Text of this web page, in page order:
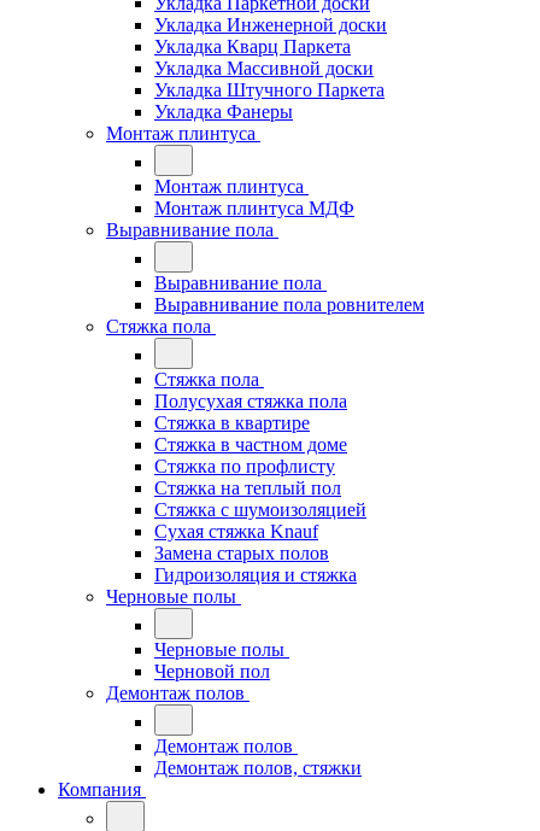
Укладка Инженерной доски
Укладка Кварц Паркета
Укладка Массивной доски
Укладка Штучного Паркета
Укладка Фанеры
Монтаж плинтуса
Монтаж плинтуса
Монтаж плинтуса МДФ
Выравнивание пола
Выравнивание пола
Выравнивание пола ровнителем
Стяжка пола
Стяжка пола
Полусухая стяжка пола
Стяжка в квартире
Стяжка в частном доме
Стяжка по профлисту
Стяжка на теплый пол
Стяжка с шумоизоляцией
Сухая стяжка Knauf
Замена старых полов
Гидроизоляция и стяжка
Черновые полы
Черновые полы
Черновой пол
Демонтаж полов
Демонтаж полов
Демонтаж полов, стяжки
Компания